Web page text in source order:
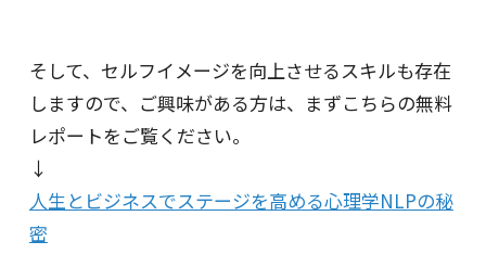
そして、セルフイメージを向上させるスキルも存在
しますので、ご興味がある方は、まずこちらの無料
レポートをご覧ください。
↓
人生とビジネスでステージを高める心理学NLPの秘
密